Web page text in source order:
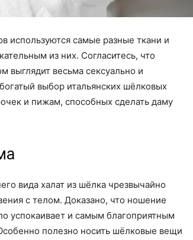
используются самые разные ткани и
из них. Согласитесь, что
выглядит весьма сексуально и
выбор итальянских шёлковых
и пижам, способных сделать даму
вида халат из шёлка чрезвычайно
с телом. Доказано, что ношение
успокаивает и самым благоприятным
полезно носить шёлковые вещи